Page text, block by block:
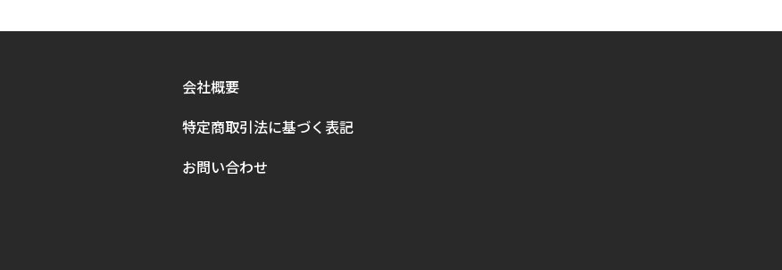
会社概要
特定商取引法に基づく表記
お問い合わせ